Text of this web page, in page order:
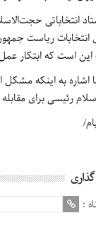
انتخاباتی
انتخابات ریاست
این است که ابتکار
اشاره به اینکه
رئیسی برای
: